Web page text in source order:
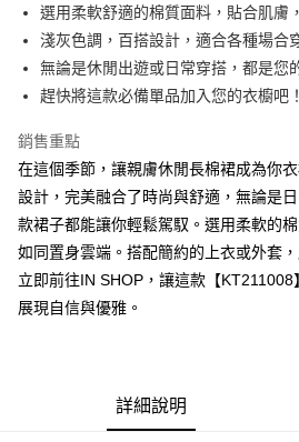
街口支付
Google Pay
大哥付你分期
相關說明
1.本服務由台灣大哥大提供，台灣大哥大用戶
2.付款方式選擇「大哥付你分期」，訂單成立
流程，驗證手機門號後，選擇欲分期的期數
成交易。
3.實際核准額度、可分期數及費用金額請依後
4.訂單成立30分鐘內，如未前往確認交易或
法說明評估內容。
2.透過簡訊連結打開帳單後，可選擇「超商條
帳／街口支付／iPASS MONEY」等通路繳費。
AFTEE先享後付
相關說明
【關於「AFTEE先享後付」】
AFTEE先享後付是「在收到商品之後才付款」
便利好安心！
１．簡單：不需註冊會員、不需綁卡、不需儲
２．便利：只要手機號碼，簡訊認證，即可結
結帳頁面，進行簡訊認證並確認金額後，即可
付款後全家取貨
每筆NT$60，滿NT$1,600(含以上)免運費
選用柔軟舒適的棉質面料，貼合肌膚
淺灰色調，百搭設計，適合各種場合
無論是休閒出遊或日常穿搭，都是您
趕快將這款必備單品加入您的衣櫥吧！
銷售重點
在這個季節，讓親膚休閒長棉裙成為你
設計，完美融合了時尚與舒適，無論是
款裙子都能讓你輕鬆駕馭。選用柔軟的
如同置身雲端。搭配簡約的上衣或外套
立即前往IN SHOP，讓這款【KT211008
展現自信與優雅。
詳細說明